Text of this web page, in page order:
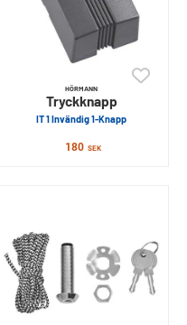
HÖRMANN
Tryckknapp
IT 1 Invändig 1-Knapp
180 SEK